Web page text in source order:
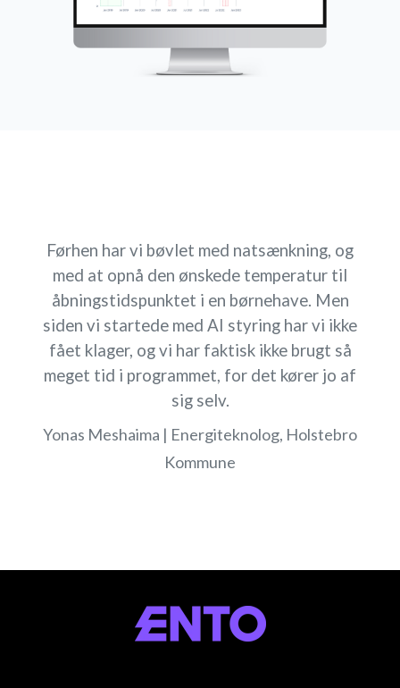
Førhen har vi bøvlet med natsænkning, og
med at opnå den ønskede temperatur til
åbningstidspunktet i en børnehave. Men
siden vi startede med AI styring har vi ikke
fået klager, og vi har faktisk ikke brugt så
meget tid i programmet, for det kører jo af
sig selv.
Yonas Meshaima | Energiteknolog, Holstebro
Kommune